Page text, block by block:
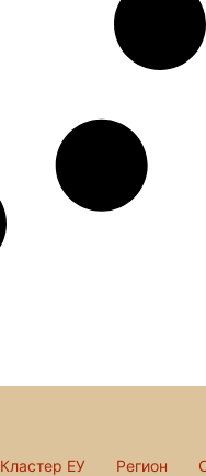
Кластер ЕУ Регион